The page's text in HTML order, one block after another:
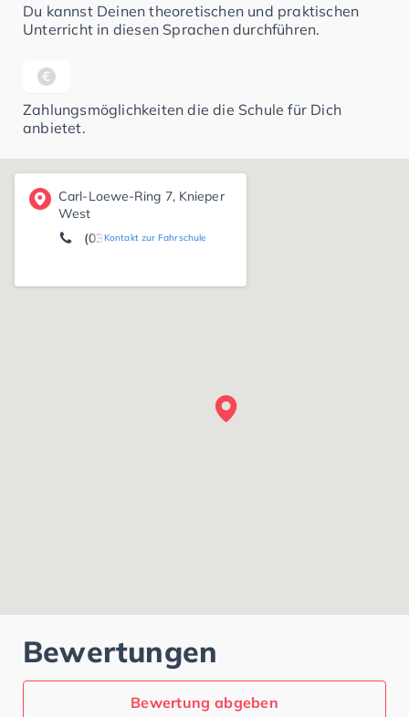
Du kannst Deinen theoretischen und praktischen
Unterricht in diesen Sprachen durchführen.
Zahlungsmöglichkeiten die die Schule für Dich
anbietet.
Carl-Loewe-Ring 7, Knieper
West
Kontakt zur Fahrschule
(03831) 39 06 32
Bewertungen
Bewertung abgeben